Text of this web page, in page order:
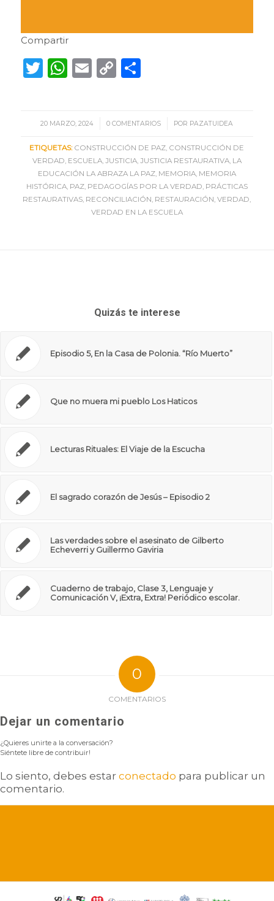
Compartir
Twitter
WhatsApp
Email
CopyCompartir
20 MARZO, 2024
/ 0 COMENTARIOS
/ POR PAZATUIDEA
ETIQUETAS: CONSTRUCCIÓN DE PAZ, CONSTRUCCIÓN DE
VERDAD, ESCUELA, JUSTICIA, JUSTICIA RESTAURATIVA, LA
EDUCACIÓN LA ABRAZA LA PAZ, MEMORIA, MEMORIA
HISTÓRICA, PAZ, PEDAGOGÍAS POR LA VERDAD, PRÁCTICAS
RESTAURATIVAS, RECONCILIACIÓN, RESTAURACIÓN,VERDAD,
VERDAD EN LA ESCUELA
Quizás te interese
Episodio 5, En la Casa de Polonia. “Río Muerto”
Que no muera mi pueblo Los Haticos
Lecturas Rituales: El Viaje de la Escucha
El sagrado corazón de Jesús – Episodio 2
Las verdades sobre el asesinato de Gilberto
Echeverri y Guillermo Gaviria
Cuaderno de trabajo, Clase 3, Lenguaje y
Comunicación V, ¡Extra, Extra! Periódico escolar.
0
COMENTARIOS
Dejar un comentario
¿Quieres unirte a la conversación?
Siéntete libre de contribuir!
Lo siento, debes estar conectado para publicar un
comentario.